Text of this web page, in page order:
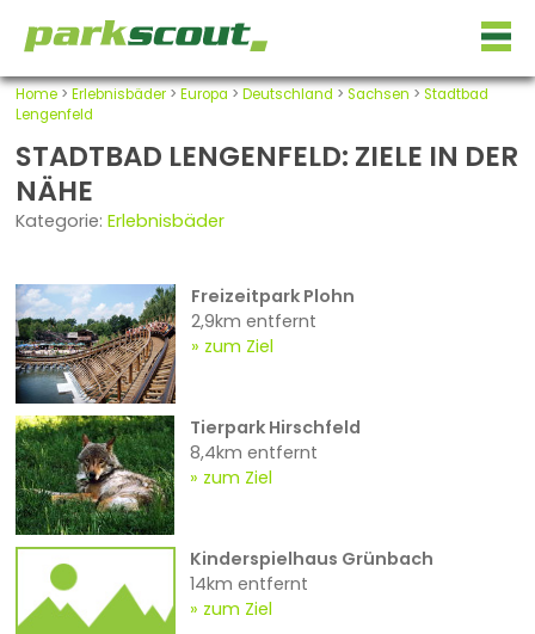
Home> Erlebnisbäder> Europa > Deutschland > Sachsen > Stadtbad
Lengenfeld
STADTBAD LENGENFELD: ZIELE IN DER
NÄHE
Kategorie: Erlebnisbäder
Freizeitpark Plohn
2,9km entfernt
zum Ziel
Tierpark Hirschfeld
8,4km entfernt
zum Ziel
Kinderspielhaus Grünbach
14km entfernt
zum Ziel